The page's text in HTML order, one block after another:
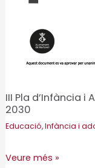
III Pla d’Infància
2030
Educació,Infància i
III
Veure més »